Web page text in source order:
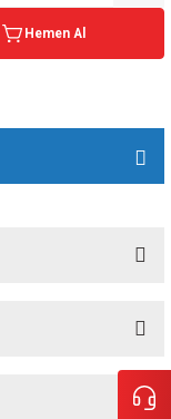
Hemen Al